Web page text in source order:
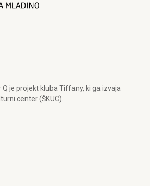
Q je projekt kluba Tiffany, ki ga izvaja
center (ŠKUC).